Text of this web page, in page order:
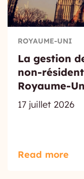
ROYAUME-UNI
La gestion
non-
Royaume-
17 juillet 2026
Read more